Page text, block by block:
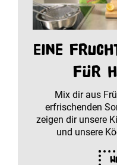
Eine
für
Mix dir aus
erfrischenden
zeigen dir unsere
und unsere